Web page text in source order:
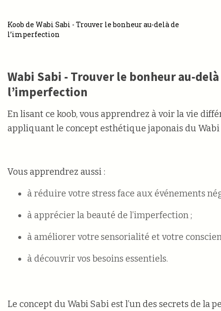
Koob de Wabi Sabi - Trouver le bonheur au-delà de
l’imperfection
Wabi Sabi - Trouver le bonheur au-
l’imperfection
En lisant ce koob, vous apprendrez à voir la vie
appliquant le concept esthétique japonais du Wabi
Vous apprendrez aussi :
à réduire votre stress face aux événements
à apprécier la beauté de l’imperfection ;
à améliorer votre sensorialité et votre
à découvrir vos besoins essentiels.
Le concept du Wabi Sabi est l’un des secrets de la